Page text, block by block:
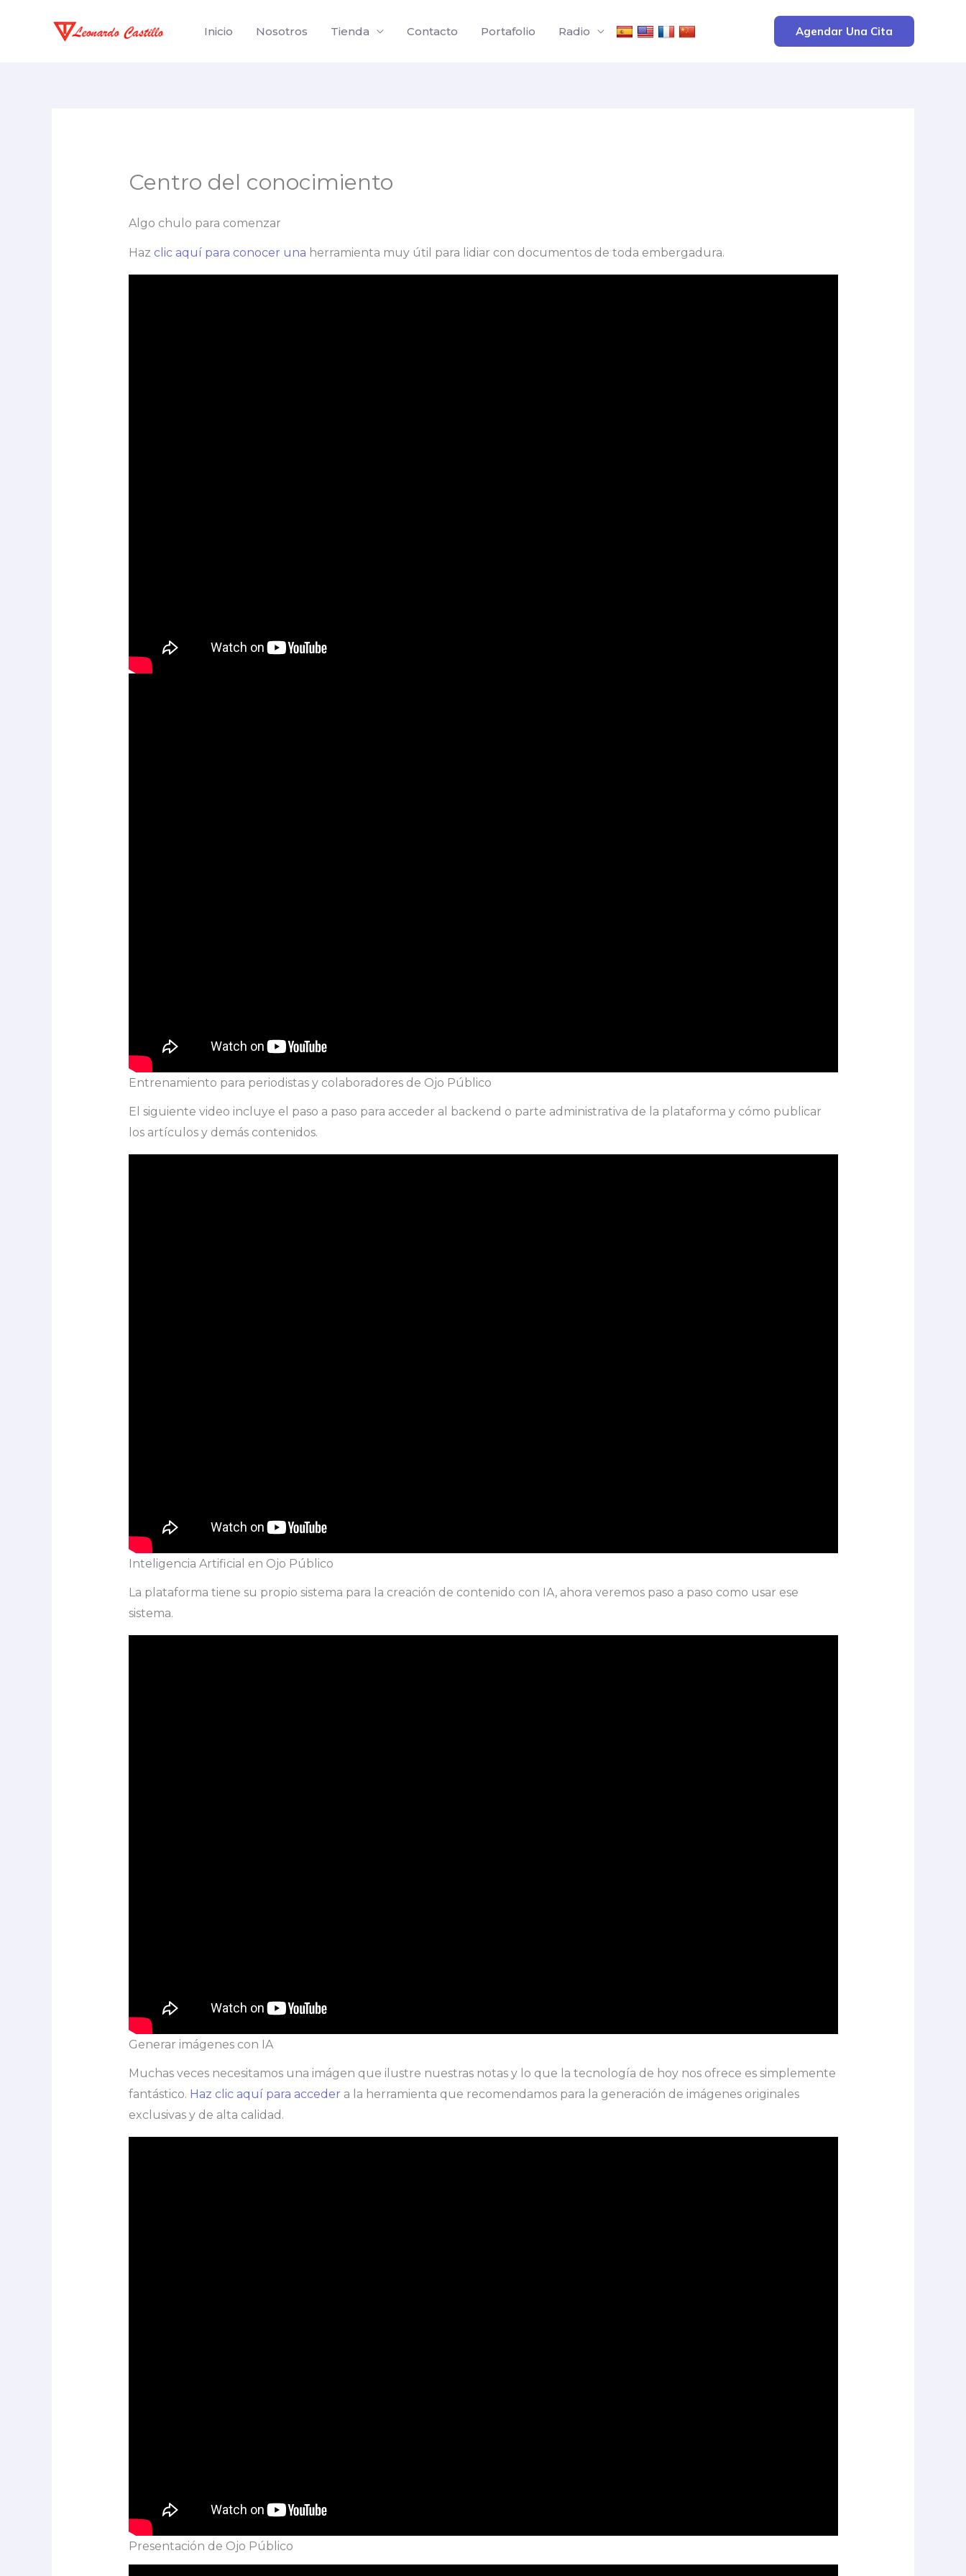
Inicio Nosotros Tienda Contacto Portafolio Radio Agendar Una Cita
Centro del conocimiento
Algo chulo para comenzar
Haz clic aquí para conocer una herramienta muy útil para lidiar con documentos de toda embergadura.
Entrenamiento para periodistas y colaboradores de Ojo Público
El siguiente video incluye el paso a paso para acceder al backend o parte administrativa de la plataforma y cómo publicar
los artículos y demás contenidos.
Inteligencia Artificial en Ojo Público
La plataforma tiene su propio sistema para la creación de contenido con IA, ahora veremos paso a paso como usar ese
sistema.
Generar imágenes con IA
Muchas veces necesitamos una imágen que ilustre nuestras notas y lo que la tecnología de hoy nos ofrece es simplemente
fantástico. Haz clic aquí para acceder a la herramienta que recomendamos para la generación de imágenes originales
exclusivas y de alta calidad.
Presentación de Ojo Público